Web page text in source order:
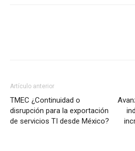
Artículo anterior
TMEC ¿Continuidad o
disrupción para la exportación
de servicios TI desde México?